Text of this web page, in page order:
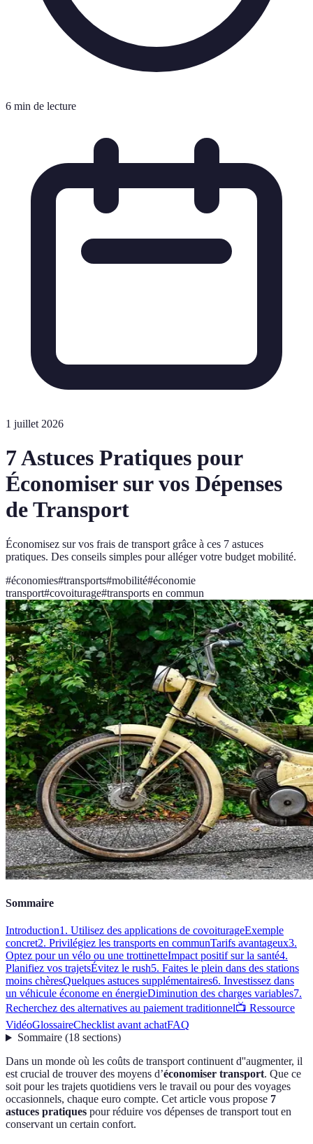
6 min de lecture
1 juillet 2026
7 Astuces Pratiques pour
Économiser sur vos Dépenses
de Transport
Économisez sur vos frais de transport grâce à ces 7 astuces
pratiques. Des conseils simples pour alléger votre budget mobilité.
#économies#transports#mobilité#économie
transport#covoiturage#transports en commun
Sommaire
Introduction1. Utilisez des applications de covoiturageExemple
concret2. Privilégiez les transports en communTarifs avantageux3.
Optez pour un vélo ou une trottinetteImpact positif sur la santé4.
Planifiez vos trajetsÉvitez le rush5. Faites le plein dans des stations
moins chèresQuelques astuces supplémentaires6. Investissez dans
un véhicule économe en énergieDiminution des charges variables7.
Recherchez des alternatives au paiement traditionnel📺 Ressource
VidéoGlossaireChecklist avant achatFAQ
Sommaire(18 sections)
Dans un monde où les coûts de transport continuent d''augmenter, il
est crucial de trouver des moyens d’économiser transport. Que ce
soit pour les trajets quotidiens vers le travail ou pour des voyages
occasionnels, chaque euro compte. Cet article vous propose 7
astuces pratiques pour réduire vos dépenses de transport tout en
conservant un certain confort.